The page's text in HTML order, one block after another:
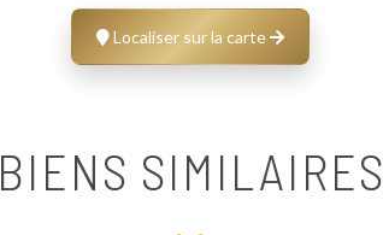
Localiser sur la carte
BIENS SIMILAIRES